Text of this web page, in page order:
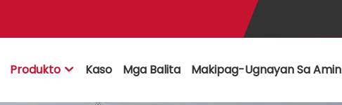
Produkto  Kaso Mga Balita Makipag-Ugnayan Sa Amin